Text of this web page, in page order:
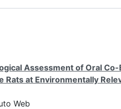
Assessment of Oral
Rats at Environmentally
Web